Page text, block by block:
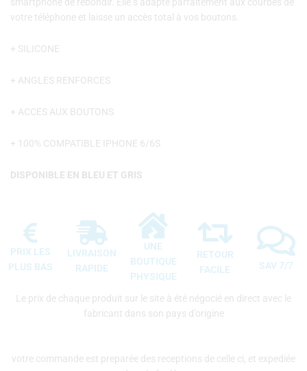
smartphone de rebondir. Elle s’adapte parfaitement aux courbes de
votre téléphone et laisse un accès total à vos boutons.
+ SILICONE
+ ANGLES RENFORCES
+ ACCES AUX BOUTONS
+ 100% COMPATIBLE IPHONE 6/6S
DISPONIBLE EN BLEU ET GRIS
PRIX LES
PLUS BAS
LIVRAISON
RAPIDE
UNE
BOUTIQUE
PHYSIQUE
RETOUR
FACILE
SAV 7/7
Le prix de chaque produit sur le site à été négocié en direct avec le
fabricant dans son pays d’origine
votre commande est preparée des receptions de celle ci, et expediée